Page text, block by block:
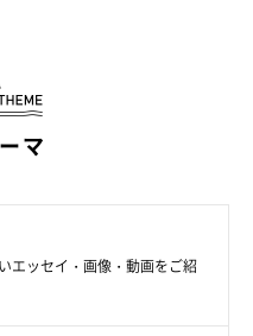
マ
エッセイ・画像・動画をご紹